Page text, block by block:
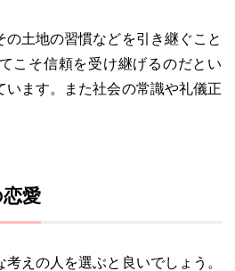
土地の習慣などを引き継ぐこと
こそ信頼を受け継げるのだとい
います。また社会の常識や礼儀正
愛
えの人を選ぶと良いでしょう。